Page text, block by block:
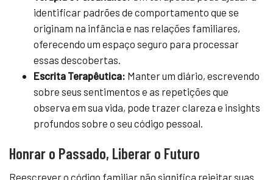
identificar padrões de comportamento que se
originam na infância e nas relações familiares,
oferecendo um espaço seguro para processar
essas descobertas.
Escrita Terapêutica: Manter um diário, escrevendo
sobre seus sentimentos e as repetições que
observa em sua vida, pode trazer clareza e insights
profundos sobre o seu código pessoal.
Honrar o Passado, Liberar o Futuro
Reescrever o código familiar não significa rejeitar suas